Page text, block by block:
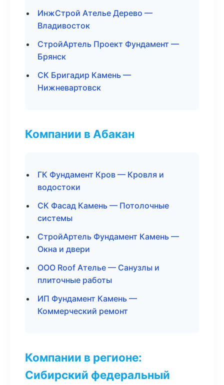
ИнжСтрой Ателье Дерево —
Владивосток
СтройАртель Проект Фундамент —
Брянск
СК Бригадир Камень —
Нижневартовск
Компании в Абакан
ГК Фундамент Кров — Кровля и
водостоки
СК Фасад Камень — Потолочные
системы
СтройАртель Фундамент Камень —
Окна и двери
ООО Roof Ателье — Санузлы и
плиточные работы
ИП Фундамент Камень —
Коммерческий ремонт
Компании в регионе:
Сибирский федеральный